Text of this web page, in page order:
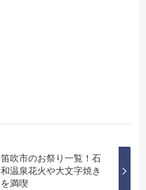
笛吹市のお祭り一覧！石
和温泉花火や大文字焼き
を満喫